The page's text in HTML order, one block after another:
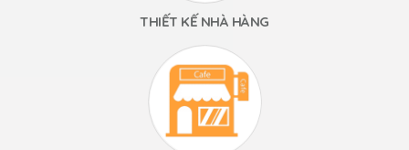
THIẾT KẾ NHÀ HÀNG